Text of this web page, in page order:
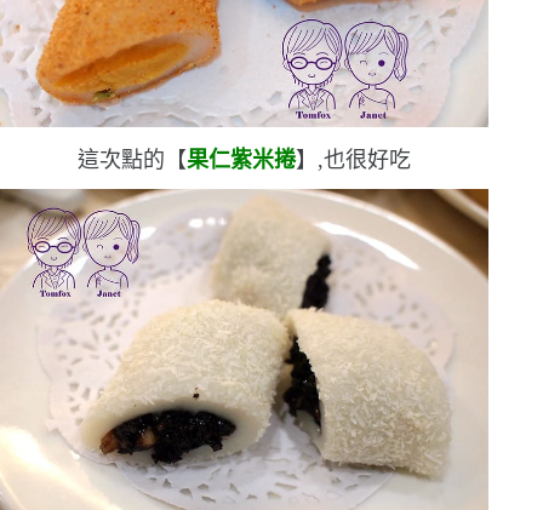
這次點的【果仁紫米捲】,也很好吃